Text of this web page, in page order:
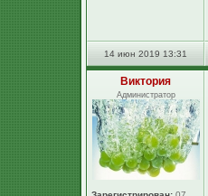
14 июн 2019 13:31
Виктория
Администратор